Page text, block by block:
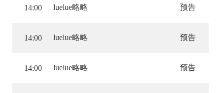
14:00 luelue略略 预告
14:00 luelue略略 预告
14:00 luelue略略 预告